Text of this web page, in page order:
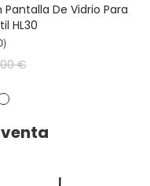
De Vidrio Para
HL30
€